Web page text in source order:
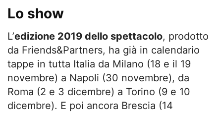
Lo show
L’edizione 2019 dello spettacolo, prodotto
da Friends&Partners, ha già in calendario
tappe in tutta Italia da Milano (18 e il 19
novembre) a Napoli (30 novembre), da
Roma (2 e 3 dicembre) a Torino (9 e 10
dicembre). E poi ancora Brescia (14